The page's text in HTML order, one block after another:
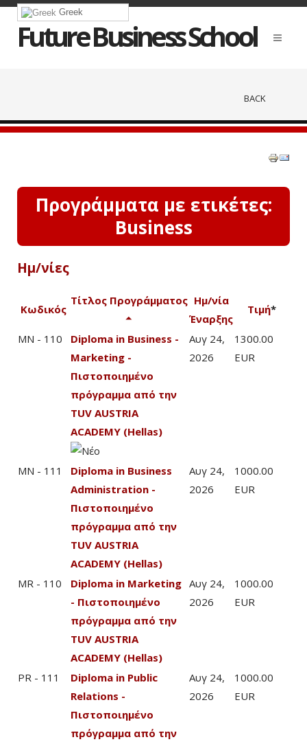
Greek
Future Business School
BACK
Προγράμματα με ετικέτες:
Business
Ημ/νίες
Κωδικός
Τίτλος Προγράμματος Ημ/νία
Έναρξης
Τιμή*
MN - 110
Diploma in Business -
Marketing -
Πιστοποιημένο
πρόγραμμα από την
TUV AUSTRIA
ACADEMY (Hellas)
Αυγ 24,
2026
1300.00
EUR
MN - 111
Diploma in Business
Administration -
Πιστοποιημένο
πρόγραμμα από την
TUV AUSTRIA
ACADEMY (Hellas)
Αυγ 24,
2026
1000.00
EUR
MR - 110
Diploma in Marketing
- Πιστοποιημένο
πρόγραμμα από την
TUV AUSTRIA
ACADEMY (Hellas)
Αυγ 24,
2026
1000.00
EUR
PR - 111
Diploma in Public
Relations -
Πιστοποιημένο
πρόγραμμα από την
Αυγ 24,
2026
1000.00
EUR